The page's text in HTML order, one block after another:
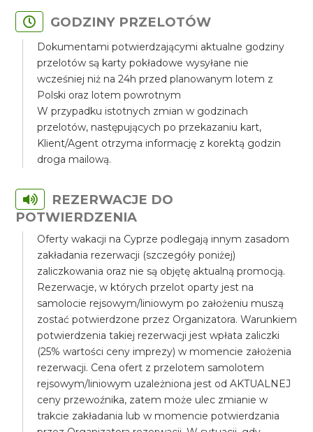
GODZINY PRZELOTÓW
Dokumentami potwierdzającymi aktualne godziny
przelotów są karty pokładowe wysyłane nie
wcześniej niż na 24h przed planowanym lotem z
Polski oraz lotem powrotnym
W przypadku istotnych zmian w godzinach
przelotów, następujących po przekazaniu kart,
Klient/Agent otrzyma informację z korektą godzin
droga mailową.
REZERWACJE DO
POTWIERDZENIA
Oferty wakacji na Cyprze podlegają innym zasadom
zakładania rezerwacji (szczegóły poniżej)
zaliczkowania oraz nie są objętę aktualną promocją.
Rezerwacje, w których przelot oparty jest na
samolocie rejsowym/liniowym po założeniu muszą
zostać potwierdzone przez Organizatora. Warunkiem
potwierdzenia takiej rezerwacji jest wpłata zaliczki
(25% wartości ceny imprezy) w momencie założenia
rezerwacji. Cena ofert z przelotem samolotem
rejsowym/liniowym uzależniona jest od AKTUALNEJ
ceny przewoźnika, zatem może ulec zmianie w
trakcie zakładania lub w momencie potwierdzania